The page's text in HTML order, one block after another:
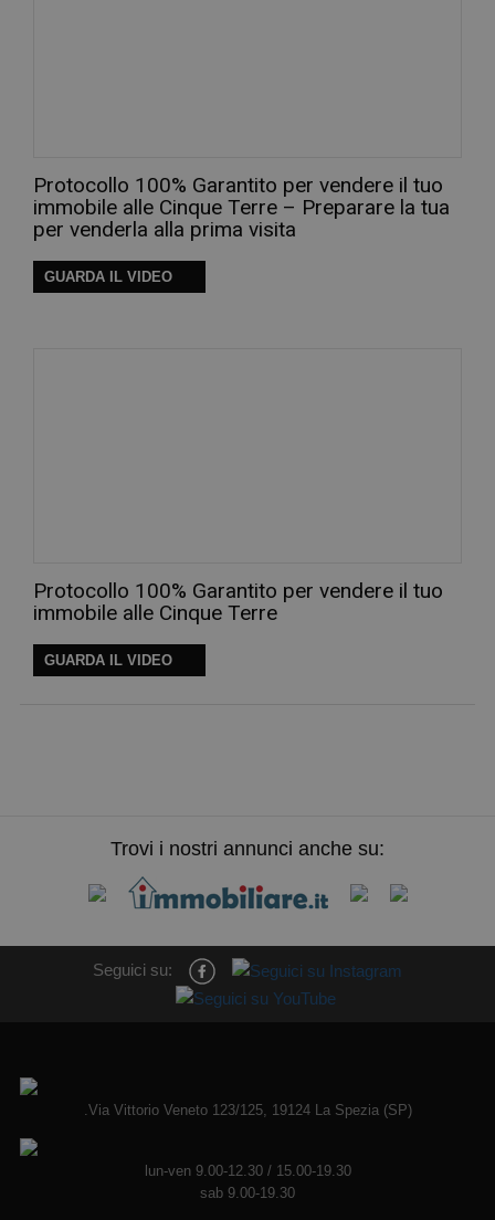
Protocollo 100% Garantito per vendere il tuo
immobile alle Cinque Terre – Preparare la tua
per venderla alla prima visita
GUARDA IL VIDEO
Protocollo 100% Garantito per vendere il tuo
immobile alle Cinque Terre
GUARDA IL VIDEO
Trovi i nostri annunci anche su:
Seguici su:
.Via Vittorio Veneto 123/125, 19124 La Spezia (SP)
lun-ven 9.00-12.30 / 15.00-19.30
sab 9.00-19.30